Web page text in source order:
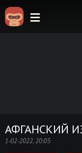
АФГАНСКИЙ
1-02-2022, 20:05